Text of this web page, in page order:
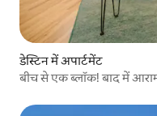
डेस्टिन में अपार्टमेंट
बीच से एक ब्लॉक! बाद में